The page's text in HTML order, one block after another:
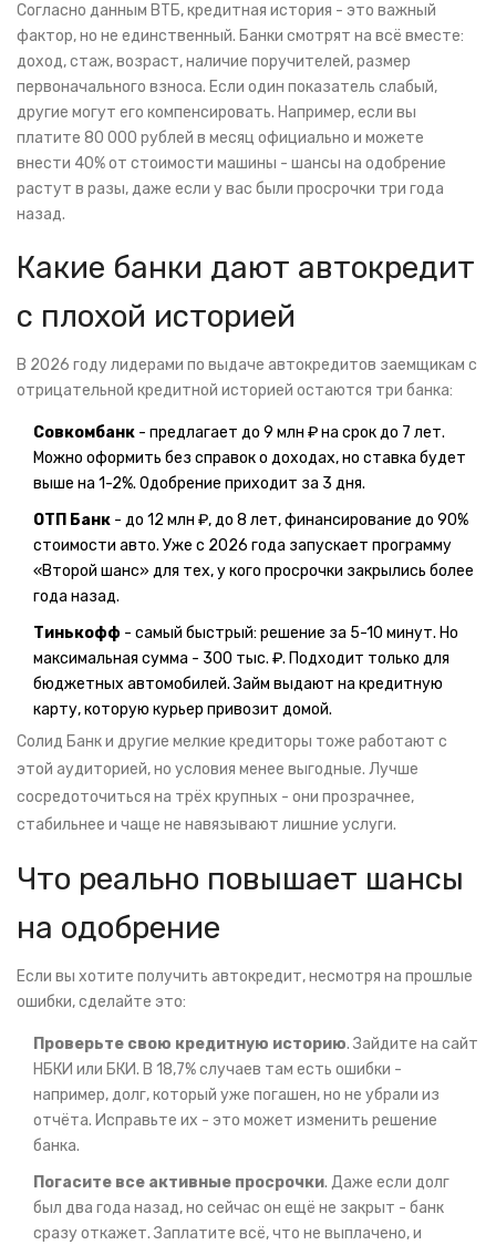
Согласно данным ВТБ, кредитная история - это важный
фактор, но не единственный. Банки смотрят на всё вместе:
доход, стаж, возраст, наличие поручителей, размер
первоначального взноса. Если один показатель слабый,
другие могут его компенсировать. Например, если вы
платите 80 000 рублей в месяц официально и можете
внести 40% от стоимости машины - шансы на одобрение
растут в разы, даже если у вас были просрочки три года
назад.
Какие банки дают автокредит
с плохой историей
В 2026 году лидерами по выдаче автокредитов заемщикам с
отрицательной кредитной историей остаются три банка:
Совкомбанк - предлагает до 9 млн ₽ на срок до 7 лет.
Можно оформить без справок о доходах, но ставка будет
выше на 1-2%. Одобрение приходит за 3 дня.
ОТП Банк - до 12 млн ₽, до 8 лет, финансирование до 90%
стоимости авто. Уже с 2026 года запускает программу
«Второй шанс» для тех, у кого просрочки закрылись более
года назад.
Тинькофф - самый быстрый: решение за 5-10 минут. Но
максимальная сумма - 300 тыс. ₽. Подходит только для
бюджетных автомобилей. Займ выдают на кредитную
карту, которую курьер привозит домой.
Солид Банк и другие мелкие кредиторы тоже работают с
этой аудиторией, но условия менее выгодные. Лучше
сосредоточиться на трёх крупных - они прозрачнее,
стабильнее и чаще не навязывают лишние услуги.
Что реально повышает шансы
на одобрение
Если вы хотите получить автокредит, несмотря на прошлые
ошибки, сделайте это:
Проверьте свою кредитную историю. Зайдите на сайт
НБКИ или БКИ. В 18,7% случаев там есть ошибки -
например, долг, который уже погашен, но не убрали из
отчёта. Исправьте их - это может изменить решение
банка.
Погасите все активные просрочки. Даже если долг
был два года назад, но сейчас он ещё не закрыт - банк
сразу откажет. Заплатите всё, что не выплачено, и